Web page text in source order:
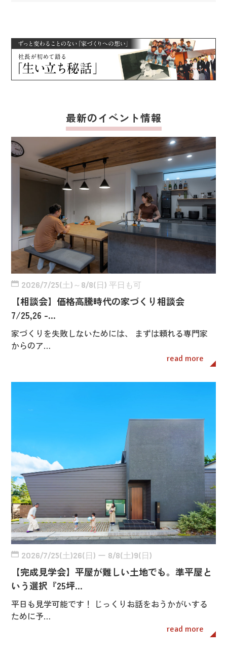
最新のイベント情報
2026/7/25(土)～8/8(日) 平日も可
【相談会】価格高騰時代の家づくり相談会
7/25,26 -…
家づくりを失敗しないためには、 まずは頼れる専門家
からのア…
read more
2026/7/25(土)26(日) ー 8/8(土)9(日)
【完成見学会】平屋が難しい土地でも。準平屋と
いう選択『25坪…
平日も見学可能です！ じっくりお話をおうかがいする
ために予…
read more